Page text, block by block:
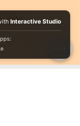
Interactive Studio